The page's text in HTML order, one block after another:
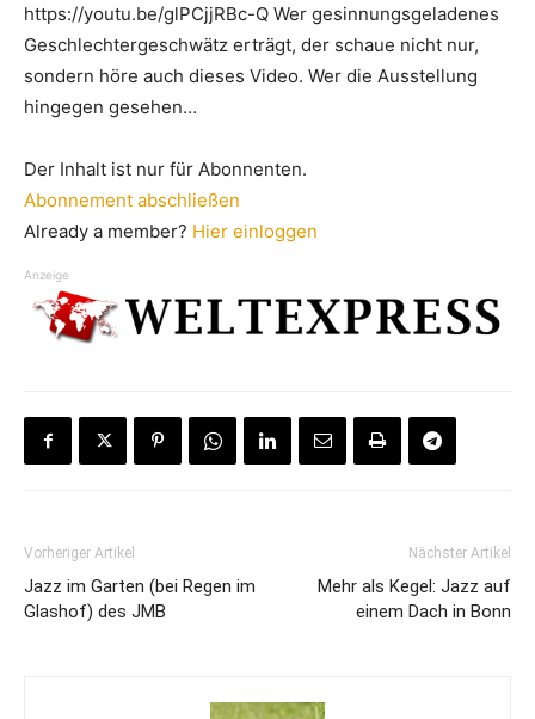
https://youtu.be/glPCjjRBc-Q Wer gesinnungsgeladenes
Geschlechtergeschwätz erträgt, der schaue nicht nur,
sondern höre auch dieses Video. Wer die Ausstellung
hingegen gesehen…
Der Inhalt ist nur für Abonnenten.
Abonnement abschließen
Already a member? Hier einloggen
Anzeige
Vorheriger Artikel
Jazz im Garten (bei Regen im
Glashof) des JMB
Nächster Artikel
Mehr als Kegel: Jazz auf
einem Dach in Bonn